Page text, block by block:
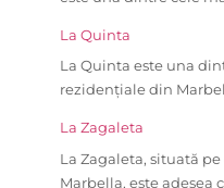
La Quinta
La Quinta este una
rezidențiale din
La Zagaleta
La Zagaleta, situată
Marbella, este adesea